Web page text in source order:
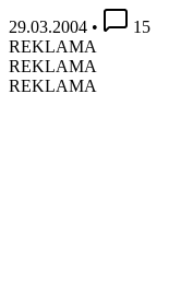
29.03.2004 •
15
REKLAMA
REKLAMA
REKLAMA